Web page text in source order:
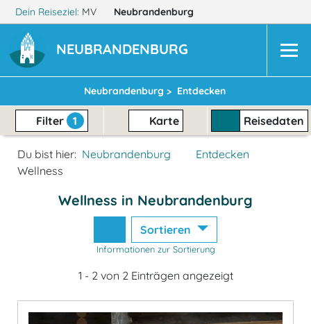
Dein Reiseziel: MV Neubrandenburg
NEUBRANDENBURG
Neubrandenburg > Entdecken
Filter 1 Karte Reisedaten
Du bist hier: Neubrandenburg
Entdecken
Wellness
Wellness in Neubrandenburg
Sortieren
Informationen zur Sortierung
1 - 2 von 2 Einträgen angezeigt